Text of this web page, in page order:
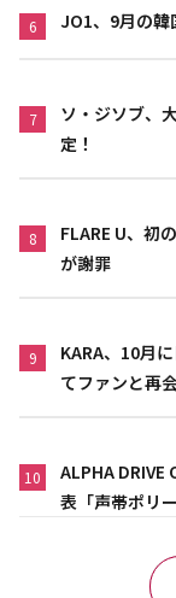
6 JO1、9月の
7
ソ・ジソブ、
定！
8
FLARE U、初
が謝罪
9
KARA、10月
てファンと再
10
ALPHA DRIVE
表「声帯ポリ